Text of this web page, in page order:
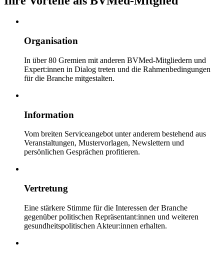
Organisation
In über 80 Gremien mit anderen BVMed-Mitgliedern und
Expert:innen in Dialog treten und die Rahmenbedingungen
für die Branche mitgestalten.
Information
Vom breiten Serviceangebot unter anderem bestehend aus
Veranstaltungen, Mustervorlagen, Newslettern und
persönlichen Gesprächen profitieren.
Vertretung
Eine stärkere Stimme für die Interessen der Branche
gegenüber politischen Repräsentant:innen und weiteren
gesundheitspolitischen Akteur:innen erhalten.